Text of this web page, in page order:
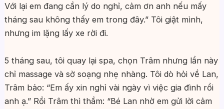
Với lại em đang cần lý do nghỉ, cảm ơn anh nếu mấy
tháng sau không thấy em trong đây.” Tôi giật mình,
nhưng im lặng lấy xe rời đi.
5 tháng sau, tôi quay lại spa, chọn Trâm nhưng lần này
chỉ massage và sờ soạng nhẹ nhàng. Tôi dò hỏi về Lan,
Trâm bảo: “Em ấy xin nghỉ vài ngày vì việc gia đình rồi
anh ạ.” Rồi Trâm thì thầm: “Bé Lan nhờ em gửi lời cảm